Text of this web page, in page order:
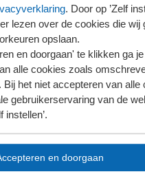
. Door op ’Zelf
lezen over de cookies die wij
opslaan.
en doorgaan' te klikken ga
alle cookies zoals
Bij het niet accepteren van alle
gebruikerservaring van de
instellen’.
en doorgaan